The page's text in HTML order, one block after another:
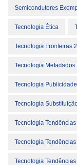
Semicondutores
Tecnologia Ética
Tecnologia Fronteiras
Tecnologia Metadados
Tecnologia
Tecnologia
Tecnologia
Tecnologia
Tecnologia